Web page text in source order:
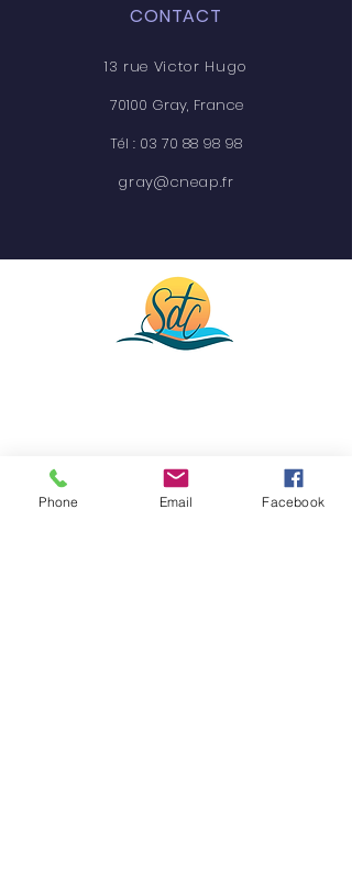
CONTACT
13 rue Victor Hugo
70100 Gray, France
Tél : 03 70 88 98 98
gray@cneap.fr
Phone Email Facebook